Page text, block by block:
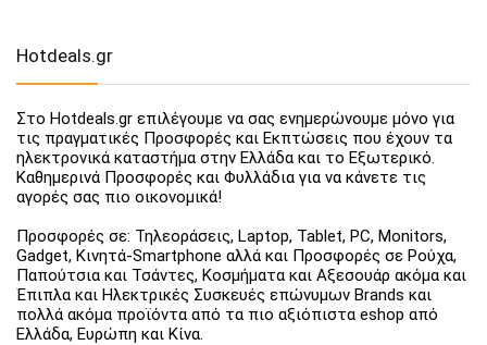
Hotdeals.gr
Στο Hotdeals.gr επιλέγουμε να σας ενημερώνουμε μόνο για
τις πραγματικές Προσφορές και Εκπτώσεις που έχουν τα
ηλεκτρονικά καταστήμα στην Ελλάδα και το Εξωτερικό.
Καθημερινά Προσφορές και Φυλλάδια για να κάνετε τις
αγορές σας πιο οικονομικά!
Προσφορές σε: Τηλεοράσεις, Laptop, Tablet, PC, Monitors,
Gadget, Κινητά-Smartphone αλλά και Προσφορές σε Ρούχα,
Παπούτσια και Τσάντες, Κοσμήματα και Αξεσουάρ ακόμα και
Έπιπλα και Ηλεκτρικές Συσκευές επώνυμων Brands και
πολλά ακόμα προϊόντα από τα πιο αξιόπιστα eshop από
Ελλάδα, Ευρώπη και Κίνα.